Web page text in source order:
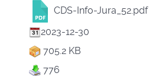
CDS-Info-Jura_52.pdf
2023-12-30
705.2 KB
776